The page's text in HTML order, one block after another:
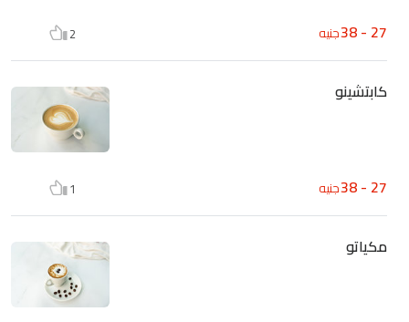
27 - 38 جنيه 2
كابتشينو
27 - 38 جنيه 1
مكياتو